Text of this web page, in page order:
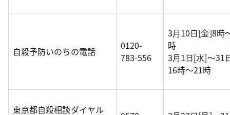
自殺予防いのちの電話
0120-
783-556
3月10日[金]8時
時
3月1日[水]～31
16時～21時
東京都自殺相談ダイヤル